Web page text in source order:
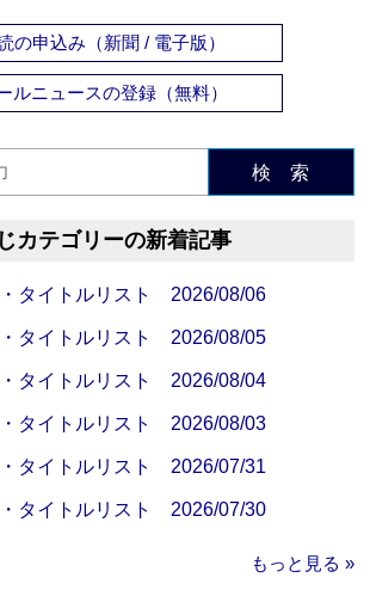
の申込み（新聞 / 電子版）
ルニュースの登録（無料）
検 索
カテゴリーの新着記事
タイトルリスト 2026/08/06
タイトルリスト 2026/08/05
タイトルリスト 2026/08/04
タイトルリスト 2026/08/03
タイトルリスト 2026/07/31
タイトルリスト 2026/07/30
もっと見る »